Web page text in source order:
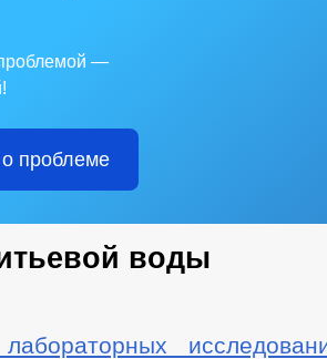
—
проблеме
воды
лабораторных